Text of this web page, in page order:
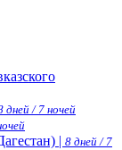
дней / 7 ночей
| 8 дней / 7